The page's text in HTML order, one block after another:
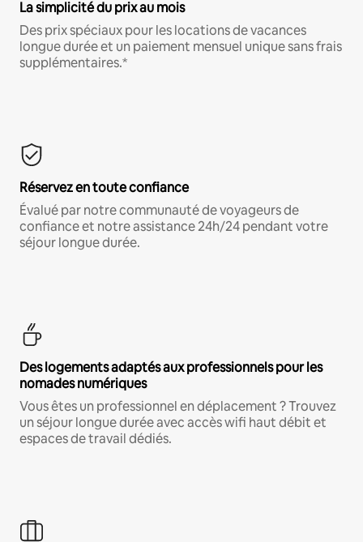
La simplicité du prix au mois
Des prix spéciaux pour les locations de vacances
longue durée et un paiement mensuel unique sans frais
supplémentaires.*
Réservez en toute confiance
Évalué par notre communauté de voyageurs de
confiance et notre assistance 24h/24 pendant votre
séjour longue durée.
Des logements adaptés aux professionnels pour les
nomades numériques
Vous êtes un professionnel en déplacement ? Trouvez
un séjour longue durée avec accès wifi haut débit et
espaces de travail dédiés.